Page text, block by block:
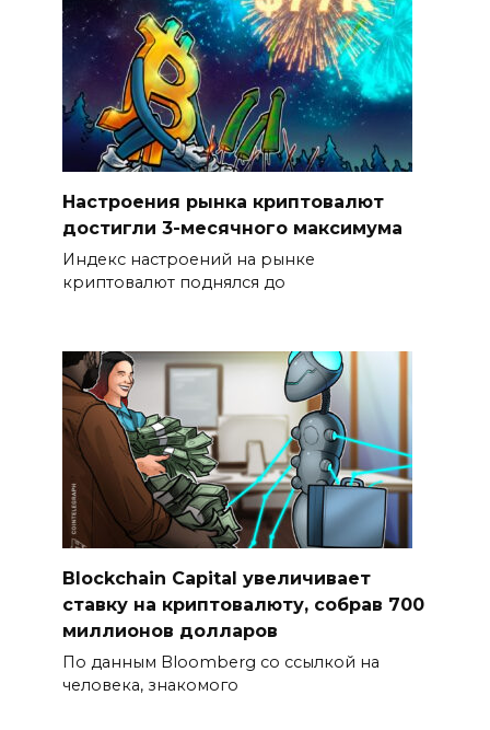
Настроения рынка криптовалют
достигли 3-месячного максимума
Индекс настроений на рынке
криптовалют поднялся до
Blockchain Capital увеличивает
ставку на криптовалюту, собрав 700
миллионов долларов
По данным Bloomberg со ссылкой на
человека, знакомого